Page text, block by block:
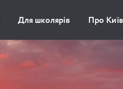
Для школярів Про Київ